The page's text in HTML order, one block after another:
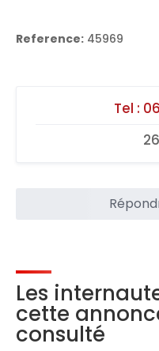
Reference: 45969
Tel :
Les
cette
consulté